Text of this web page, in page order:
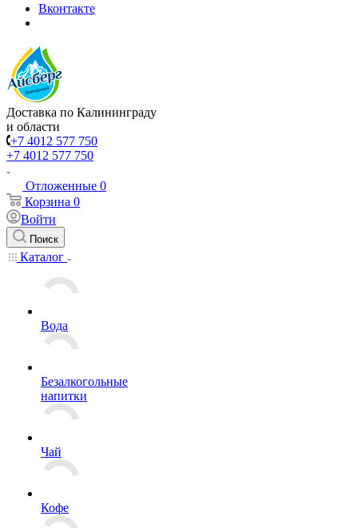
Вконтакте
Доставка по Калининграду
и области
+7 4012 577 750
+7 4012 577 750
Отложенные 0
Корзина 0
Войти
Поиск
Каталог
Вода
Безалкогольные
напитки
Чай
Кофе